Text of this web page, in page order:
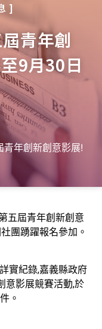
]
青年創
9月30日
青年創新創意影展!
五屆青年創新創意
團踴躍報名參加。
實紀錄,嘉義縣政府
意影展競賽活動,於
。